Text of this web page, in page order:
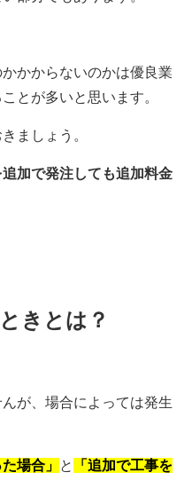
かからないのかは優良業
とが多いと思います。
ましょう。
加で発注しても追加料金
きとは？
が、場合によっては発生
場合」 と
「追加で工事を